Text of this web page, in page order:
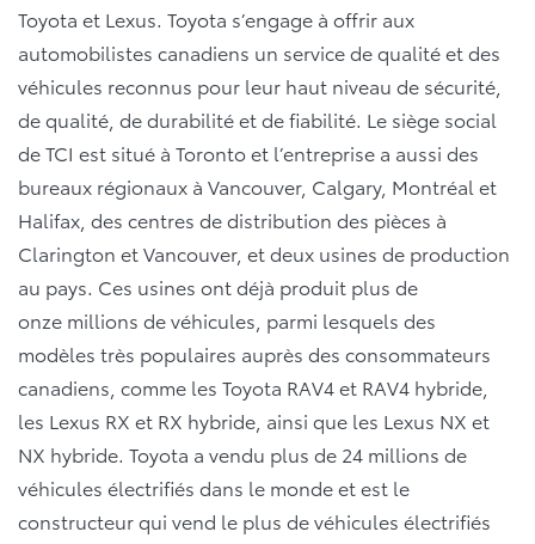
Toyota et Lexus. Toyota s’engage à offrir aux
automobilistes canadiens un service de qualité et des
véhicules reconnus pour leur haut niveau de sécurité,
de qualité, de durabilité et de fiabilité. Le siège social
de TCI est situé à Toronto et l’entreprise a aussi des
bureaux régionaux à Vancouver, Calgary, Montréal et
Halifax, des centres de distribution des pièces à
Clarington et Vancouver, et deux usines de production
au pays. Ces usines ont déjà produit plus de
onze millions de véhicules, parmi lesquels des
modèles très populaires auprès des consommateurs
canadiens, comme les Toyota RAV4 et RAV4 hybride,
les Lexus RX et RX hybride, ainsi que les Lexus NX et
NX hybride. Toyota a vendu plus de 24 millions de
véhicules électrifiés dans le monde et est le
constructeur qui vend le plus de véhicules électrifiés